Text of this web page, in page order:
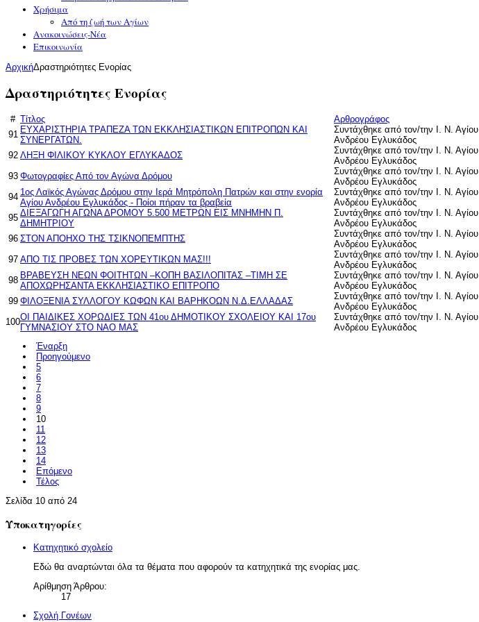
Χρήσιμα
Από τη ζωή των Αγίων
Ανακοινώσεις-Νέα
Επικοινωνία
ΑρχικήΔραστηριότητες Ενορίας
Δραστηριότητες Ενορίας
# Τίτλος Αρθρογράφος
91 ΕΥΧΑΡΙΣΤΗΡΙΑ ΤΡΑΠΕΖΑ ΤΩΝ ΕΚΚΛΗΣΙΑΣΤΙΚΩΝ ΕΠΙΤΡΟΠΩΝ ΚΑΙ
ΣΥΝΕΡΓΑΤΩΝ.
Συντάχθηκε από τον/την Ι. Ν. Αγίου
Ανδρέου Εγλυκάδος
92 ΛΗΞΗ ΦΙΛΙΚΟΥ ΚΥΚΛΟΥ ΕΓΛΥΚΑΔΟΣ
Συντάχθηκε από τον/την Ι. Ν. Αγίου
Ανδρέου Εγλυκάδος
93 Φωτογραφίες Από τον Αγώνα Δρόμου
Συντάχθηκε από τον/την Ι. Ν. Αγίου
Ανδρέου Εγλυκάδος
94 1ος Λαϊκός Αγώνας Δρόμου στην Ιερά Μητρόπολη Πατρών και στην ενορία
Αγίου Ανδρέου Εγλυκάδος - Ποίοι πήραν τα βραβεία
Συντάχθηκε από τον/την Ι. Ν. Αγίου
Ανδρέου Εγλυκάδος
95 ΔΙΕΞΑΓΩΓΗ ΑΓΩΝΑ ΔΡΟΜΟΥ 5.500 ΜΕΤΡΩΝ ΕΙΣ ΜΝΗΜΗΝ Π.
ΔΗΜΗΤΡΙΟΥ
Συντάχθηκε από τον/την Ι. Ν. Αγίου
Ανδρέου Εγλυκάδος
96 ΣΤΟΝ ΑΠΟΗΧΟ ΤΗΣ ΤΣΙΚΝΟΠΕΜΠΤΗΣ
Συντάχθηκε από τον/την Ι. Ν. Αγίου
Ανδρέου Εγλυκάδος
97 ΑΠΟ ΤΙΣ ΠΡΟΒΕΣ ΤΩΝ ΧΟΡΕΥΤΙΚΩΝ ΜΑΣ!!!
Συντάχθηκε από τον/την Ι. Ν. Αγίου
Ανδρέου Εγλυκάδος
98 ΒΡΑΒΕΥΣΗ ΝΕΩΝ ΦΟΙΤΗΤΩΝ –ΚΟΠΗ ΒΑΣΙΛΟΠΙΤΑΣ –ΤΙΜΗ ΣΕ
ΑΠΟΧΩΡΗΣΑΝΤΑ ΕΚΚΛΗΣΙΑΣΤΙΚΟ ΕΠΙΤΡΟΠΟ
Συντάχθηκε από τον/την Ι. Ν. Αγίου
Ανδρέου Εγλυκάδος
99 ΦΙΛΟΞΕΝΙΑ ΣΥΛΛΟΓΟΥ ΚΩΦΩΝ ΚΑΙ ΒΑΡΗΚΟΩΝ Ν.Δ.ΕΛΛΑΔΑΣ
Συντάχθηκε από τον/την Ι. Ν. Αγίου
Ανδρέου Εγλυκάδος
100ΟΙ ΠΑΙΔΙΚΕΣ ΧΟΡΩΔΙΕΣ ΤΩΝ 41ου ΔΗΜΟΤΙΚΟΥ ΣΧΟΛΕΙΟΥ ΚΑΙ 17ου
ΓΥΜΝΑΣΙΟΥ ΣΤΟ ΝΑΟ ΜΑΣ
Συντάχθηκε από τον/την Ι. Ν. Αγίου
Ανδρέου Εγλυκάδος
Έναρξη
Προηγούμενο
5
6
7
8
9
10
11
12
13
14
Επόμενο
Τέλος
Σελίδα 10 από 24
Υποκατηγορίες
Κατηχητικό σχολείο
Εδώ θα αναρτώνται όλα τα θέματα που αφορούν τα κατηχητικά της ενορίας μας.
Αρίθμηση Άρθρου:
17
Σχολή Γονέων